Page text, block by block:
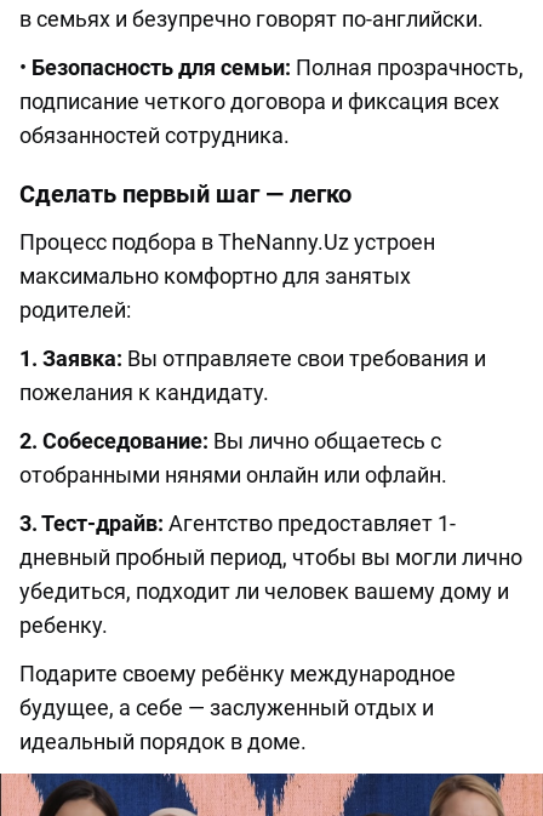
в семьях и безупречно говорят по-английски.
• Безопасность для семьи: Полная прозрачность,
подписание четкого договора и фиксация всех
обязанностей сотрудника.
Сделать первый шаг — легко
Процесс подбора в TheNanny.Uz устроен
максимально комфортно для занятых
родителей:
1. Заявка: Вы отправляете свои требования и
пожелания к кандидату.
2. Собеседование: Вы лично общаетесь с
отобранными нянями онлайн или офлайн.
3. Тест-драйв: Агентство предоставляет 1-
дневный пробный период, чтобы вы могли лично
убедиться, подходит ли человек вашему дому и
ребенку.
Подарите своему ребёнку международное
будущее, а себе — заслуженный отдых и
идеальный порядок в доме.